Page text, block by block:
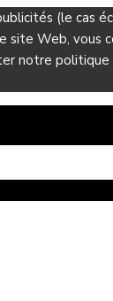
(le cas
site Web, vous
notre